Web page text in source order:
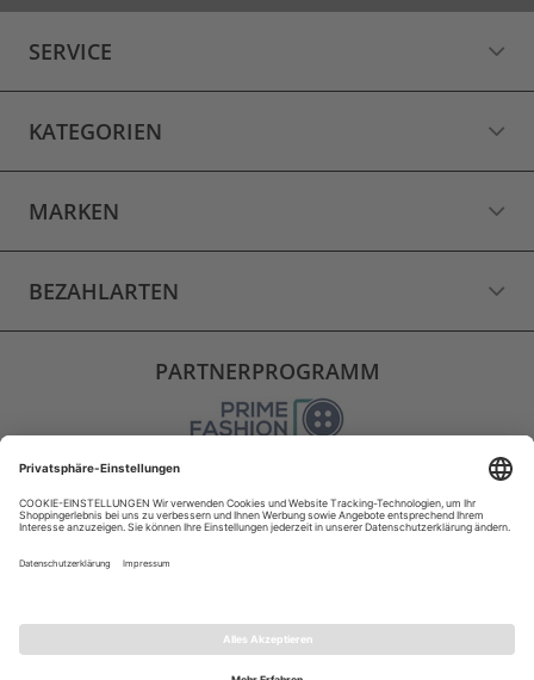
SERVICE
KATEGORIEN
MARKEN
BEZAHLARTEN
PARTNERPROGRAMM
VERSAND
WIDERRUF